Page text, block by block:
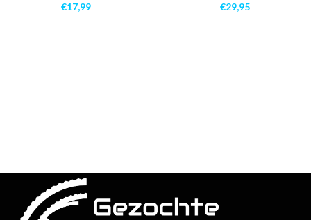
€17,99 €29,95